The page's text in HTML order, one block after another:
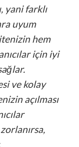
yani farklı
uyum
hem
için iyi
ve kolay
açılması